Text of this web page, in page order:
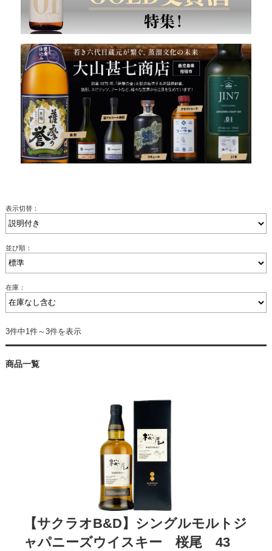
表示切替：
並び順：
在庫：
3件中1件～3件を表示
商品一覧
【サクラオB&D】シングルモルトジ
ャパニーズウイスキー 桜尾 43